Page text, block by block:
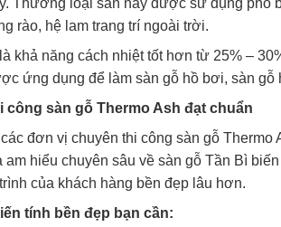
Thường loại sàn này được sử dụng phổ
rào, hệ lam trang trí ngoài trời.
khả năng cách nhiệt tốt hơn từ 25% –
ứng dụng để làm sàn gỗ hồ bơi, sàn gỗ
công sàn gỗ Thermo Ash đạt chuẩn
đơn vị chuyên thi công sàn gỗ
am hiểu chuyên sâu về sàn gỗ Tần Bì
của khách hàng bền đẹp lâu hơn.
tính bền đẹp bạn cần: